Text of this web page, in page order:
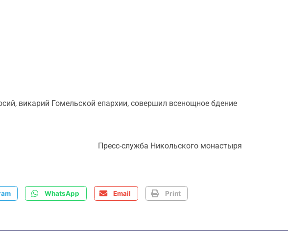
викарий Гомельской епархии, совершил всенощное бдение
Пресс-служба Никольского монастыря
WhatsApp Email Print